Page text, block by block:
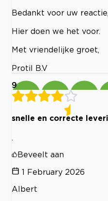
Bedankt voor uw
Hier doen we het voor.
Met vriendelijke groet,
Protil B.V
9
snelle en correcte
.
Beveelt aan
1 February 2026
Albert